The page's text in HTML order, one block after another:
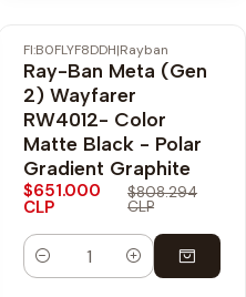
-19% OFF
Envío Gratis
FI:B0FLYF8DDH|Rayban
Ray-Ban Meta (Gen
2) Wayfarer
RW4012- Color
Matte Black - Polar
Gradient Graphite
$651.000
CLP
$808.294
CLP
Cantidad